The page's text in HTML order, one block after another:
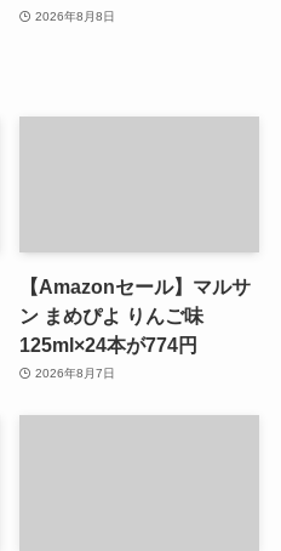
2026年8月8日
【Amazonセール】マルサ
ン まめぴよ りんご味
125ml×24本が774円
2026年8月7日